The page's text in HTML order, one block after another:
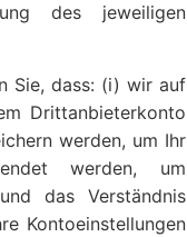
des jeweiligen
Sie, dass: (i) wir auf
Drittanbieterkonto
werden, um Ihr
werden, um
das Verständnis
Kontoeinstellungen